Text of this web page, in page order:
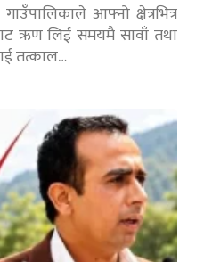
आफ्नो क्षेत्रभित्र
ऋण लिई समयमै सावाँ तथा
तत्काल…